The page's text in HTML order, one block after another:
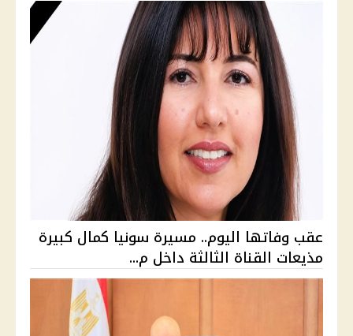
عقب وفاتها اليوم.. مسيرة سونيا كمال كبيرة
مذيعات القناة الثالثة داخل م...